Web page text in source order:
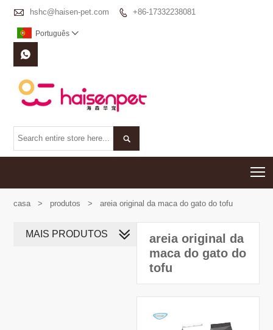
 hshc@haisen-pet.com  +86-17332238081
Português 


casa > produtos > areia original da maca do gato do tofu
areia original da
maca do gato do
tofu
MAIS PRODUTOS